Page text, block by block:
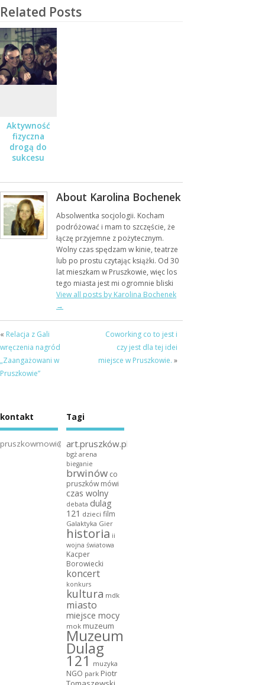
Related Posts
Aktywność
fizyczna
drogą do
sukcesu
About Karolina Bochenek
Absolwentka socjologii. Kocham
podróżować i mam to szczęście, że
łączę przyjemne z pożytecznym.
Wolny czas spędzam w kinie, teatrze
lub po prostu czytając książki. Od 30
lat mieszkam w Pruszkowie, więc los
tego miasta jest mi ogromnie bliski
View all posts by Karolina Bochenek
→
« Relacja z Gali
wręczenia nagród
„Zaangażowani w
Pruszkowie”
Coworking co to jest i
czy jest dla tej idei
miejsce w Pruszkowie. »
kontakt
pruszkowmowi@gmail.com
Tagi
art.pruszków.pl
bgż arena
bieganie
brwinów co
pruszków mówi
czas wolny
debata dulag
121 dzieci film
Galaktyka Gier
historia ii
wojna światowa
Kacper
Borowiecki
koncert
konkurs
kultura mdk
miasto
miejsce mocy
mok muzeum
Muzeum
Dulag
121 muzyka
NGO park Piotr